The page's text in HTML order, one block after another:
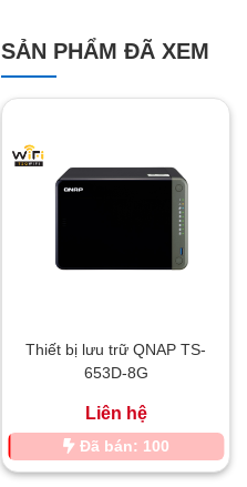
SẢN PHẨM ĐÃ XEM
Thiết bị lưu trữ QNAP TS-
653D-8G
Liên hệ
Đã bán: 100